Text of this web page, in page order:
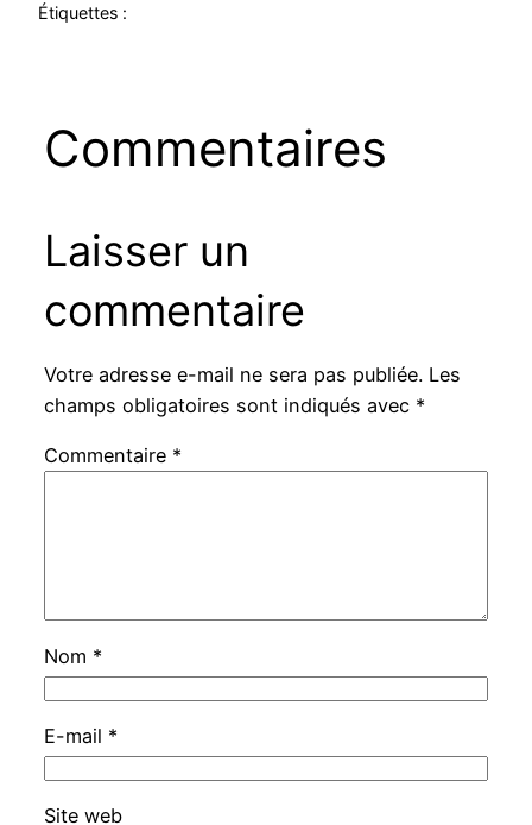
Étiquettes :
Commentaires
Laisser un
commentaire
Votre adresse e-mail ne sera pas publiée. Les
champs obligatoires sont indiqués avec *
Commentaire *
Nom *
E-mail *
Site web